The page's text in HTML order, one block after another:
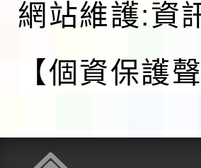
網站維護:資
【個資保護